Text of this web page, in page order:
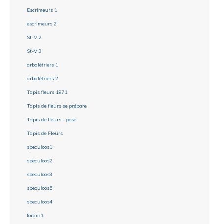
Escrimeurs 1
escrimeurs 2
St-V 2
St-V 3
arbalétriers 1
arbalétriers 2
Tapis fleurs 1971
Tapis de fleurs se prépare
Tapis de fleurs - pose
Tapis de Fleurs
speculoos1
speculoos2
speculoos3
speculoos5
speculoos4
forain1